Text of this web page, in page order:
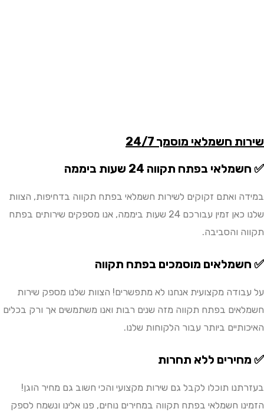
חשמלאי מוסמך 24/7
בפתח תקווה 24 שעות ביממה
ואתם זקוקים לשירות חשמלאי בפתח תקווה בדחיפות, הצוות
שלנו כאן זמין עבורכם 24 שעות ביממה, אנו מספקים שירותים בפתח
והסביבה.
מוסמכים בפתח תקווה
מקצועית אנחנו לא מתפשרים! הצוות שלנו מספק שירות
בפתח תקווה מזה שנים רבות ואנו משתמשים אך ורק בכלים
ביותר עבור הלקוחות שלנו.
ללא תחרות
תוכלו לקבל גם שירות מקצועי והכי חשוב גם מחיר הוגן!
חשמלאי בפתח תקווה במחירים נוחים, פנו אלינו ונשמח לספק